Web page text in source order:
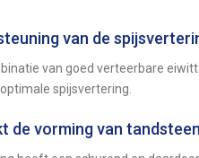
van de
van goed verteerbare
spijsvertering.
de vorming van tandsteen